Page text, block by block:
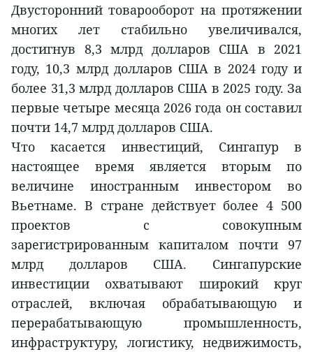
Двусторонний товарооборот на протяжении
многих лет стабильно увеличивался,
достигнув 8,3 млрд долларов США в 2021
году, 10,3 млрд долларов США в 2024 году и
более 31,3 млрд долларов США в 2025 году. За
первые четыре месяца 2026 года он составил
почти 14,7 млрд долларов США.
Что касается инвестиций, Сингапур в
настоящее время является вторым по
величине иностранным инвестором во
Вьетнаме. В стране действует более 4 500
проектов с совокупным
зарегистрированным капиталом почти 97
млрд долларов США. Сингапурские
инвестиции охватывают широкий круг
отраслей, включая обрабатывающую и
перерабатывающую промышленность,
инфраструктуру, логистику, недвижимость,